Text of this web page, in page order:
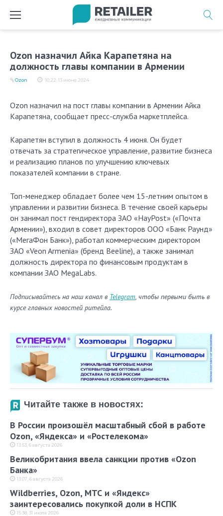
Ozon назначил Айка Карапетяна на
должность главы компании в Армении
10:22, 13 июня 2024
Ozon
Ozon назначил на пост главы компании в Армении Айка
Карапетяна, сообщает пресс-служба маркетплейса.
Карапетян вступил в должность 4 июня. Он будет
отвечать за стратегическое управление, развитие бизнеса
и реализацию планов по улучшению ключевых
показателей компании в стране.
Топ-менеджер обладает более чем 15-летним опытом в
управлении и развитии бизнеса. В течение своей карьеры
он занимал пост гендиректора ЗАО «HayPost» («Почта
Армении»), входил в совет директоров ООО «Банк Раунд»
(«МегаФон Банк»), работал коммерческим директором
ЗАО «Veon Armenia» (бренд Beeline), а также занимал
должность директора по финансовым продуктам в
компании ЗАО MegaLabs.
Подписывайтесь на наш канал в Telegram, чтобы первыми быть в
курсе главных новостей ритейла.
Читайте также в новостях:
В России произошёл масштабный сбой в работе
Ozon, «Яндекса» и «Ростелекома»
13:53, 6 августа 2026
Великобритания ввела санкции против «Ozon
Банка»
13:07, 6 августа 2026
Wildberries, Ozon, МТС и «Яндекс»
заинтересовались покупкой доли в НСПК
15:38, 31 июля 2026